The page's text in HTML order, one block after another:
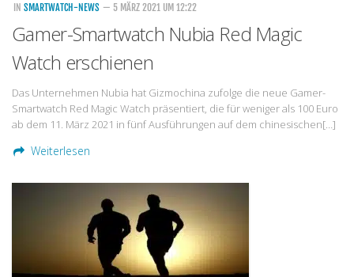
IN SMARTWATCH-NEWS — 5 MÄRZ 2021 UM 12:22
Gamer-Smartwatch Nubia Red Magic
Watch erschienen
Das Unternehmen Nubia hat Gizmochina zufolge die neue Gamer-
Smartwatch Red Magic Watch präsentiert, die für weniger als 100 Euro
ab dem 11. März 2021 in fünf Ausführungen auf dem chinesischen[…]
Weiterlesen